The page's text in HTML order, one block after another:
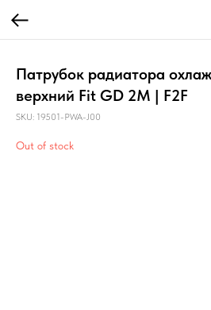
Патрубок радиатора
верхний Fit GD 2M | F2F
SKU: 19501-PWA-J00
Out of stock